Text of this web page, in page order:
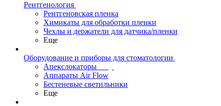
Рентгенология
Рентгеновская пленка
Химикаты для обработки пленки
Чехлы и держатели для датчика/пленки
Еще
Оборудование и приборы для стоматологии
Апекслокаторы
Аппараты Air Flow
Бестеневые светильники
Еще